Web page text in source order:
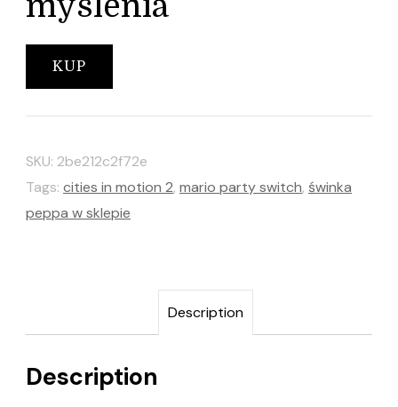
KUP
SKU: 2be212c2f72e
Tags: cities in motion 2, mario party switch, świnka
peppa w sklepie
Description
Description